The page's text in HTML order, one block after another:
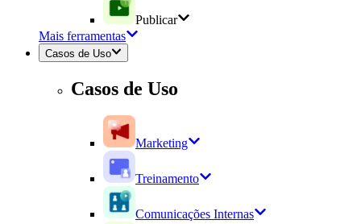
Publicar
Mais ferramentas
Casos de Uso
Casos de Uso
Marketing
Treinamento
Comunicações Internas